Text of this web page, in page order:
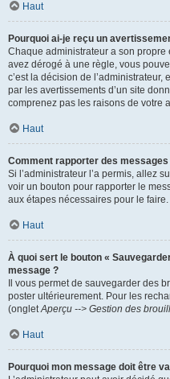
Haut
Pourquoi ai-je reçu un
Chaque administrateur a son
avez dérogé à une règle, vous
c’est la décision de l’administrateur,
par les avertissements d’un site
comprenez pas les raisons de votre
Haut
Comment rapporter des
Si l’administrateur l’a permis, allez
voir un bouton pour rapporter le
aux étapes nécessaires pour le faire.
Haut
À quoi sert le bouton «
message ?
Il vous permet de sauvegarder des
poster ultérieurement. Pour les
(ongletAperçu --> Gestion des
Haut
Pourquoi mon message doit être